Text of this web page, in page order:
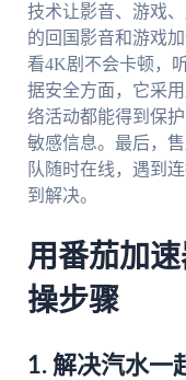
技术让影音、游戏
的回国影音和游戏
看4K剧不会卡顿，
据安全方面，它采
络活动都能得到保
敏感信息。最后，
队随时在线，遇到
到解决。
用番茄加
操步骤
1. 解决汽水一